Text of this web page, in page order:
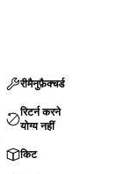
रीमैनुफ़ैक्चर्ड
रिटर्न करने
योग्य नहीं
किट